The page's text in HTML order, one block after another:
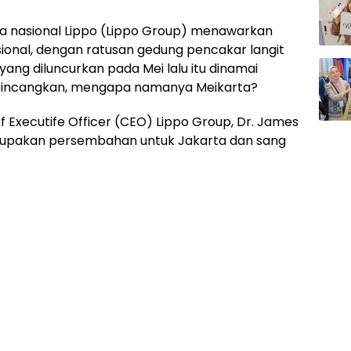
nasional Lippo (Lippo Group) menawarkan
dengan ratusan gedung pencakar langit
diluncurkan pada Mei lalu itu dinamai
mengapa namanya Meikarta?
Officer (CEO) Lippo Group, Dr. James
persembahan untuk Jakarta dan sang